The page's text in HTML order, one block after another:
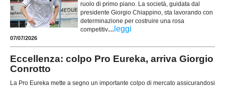
ruolo di primo piano. La società, guidata dal
presidente Giorgio Chiappino, sta lavorando con
determinazione per costruire una rosa
competitiv... leggi
07/07/2026
Eccellenza: colpo Pro Eureka, arriva Giorgio
Conrotto
La Pro Eureka mette a segno un importante colpo di mercato assicurandosi